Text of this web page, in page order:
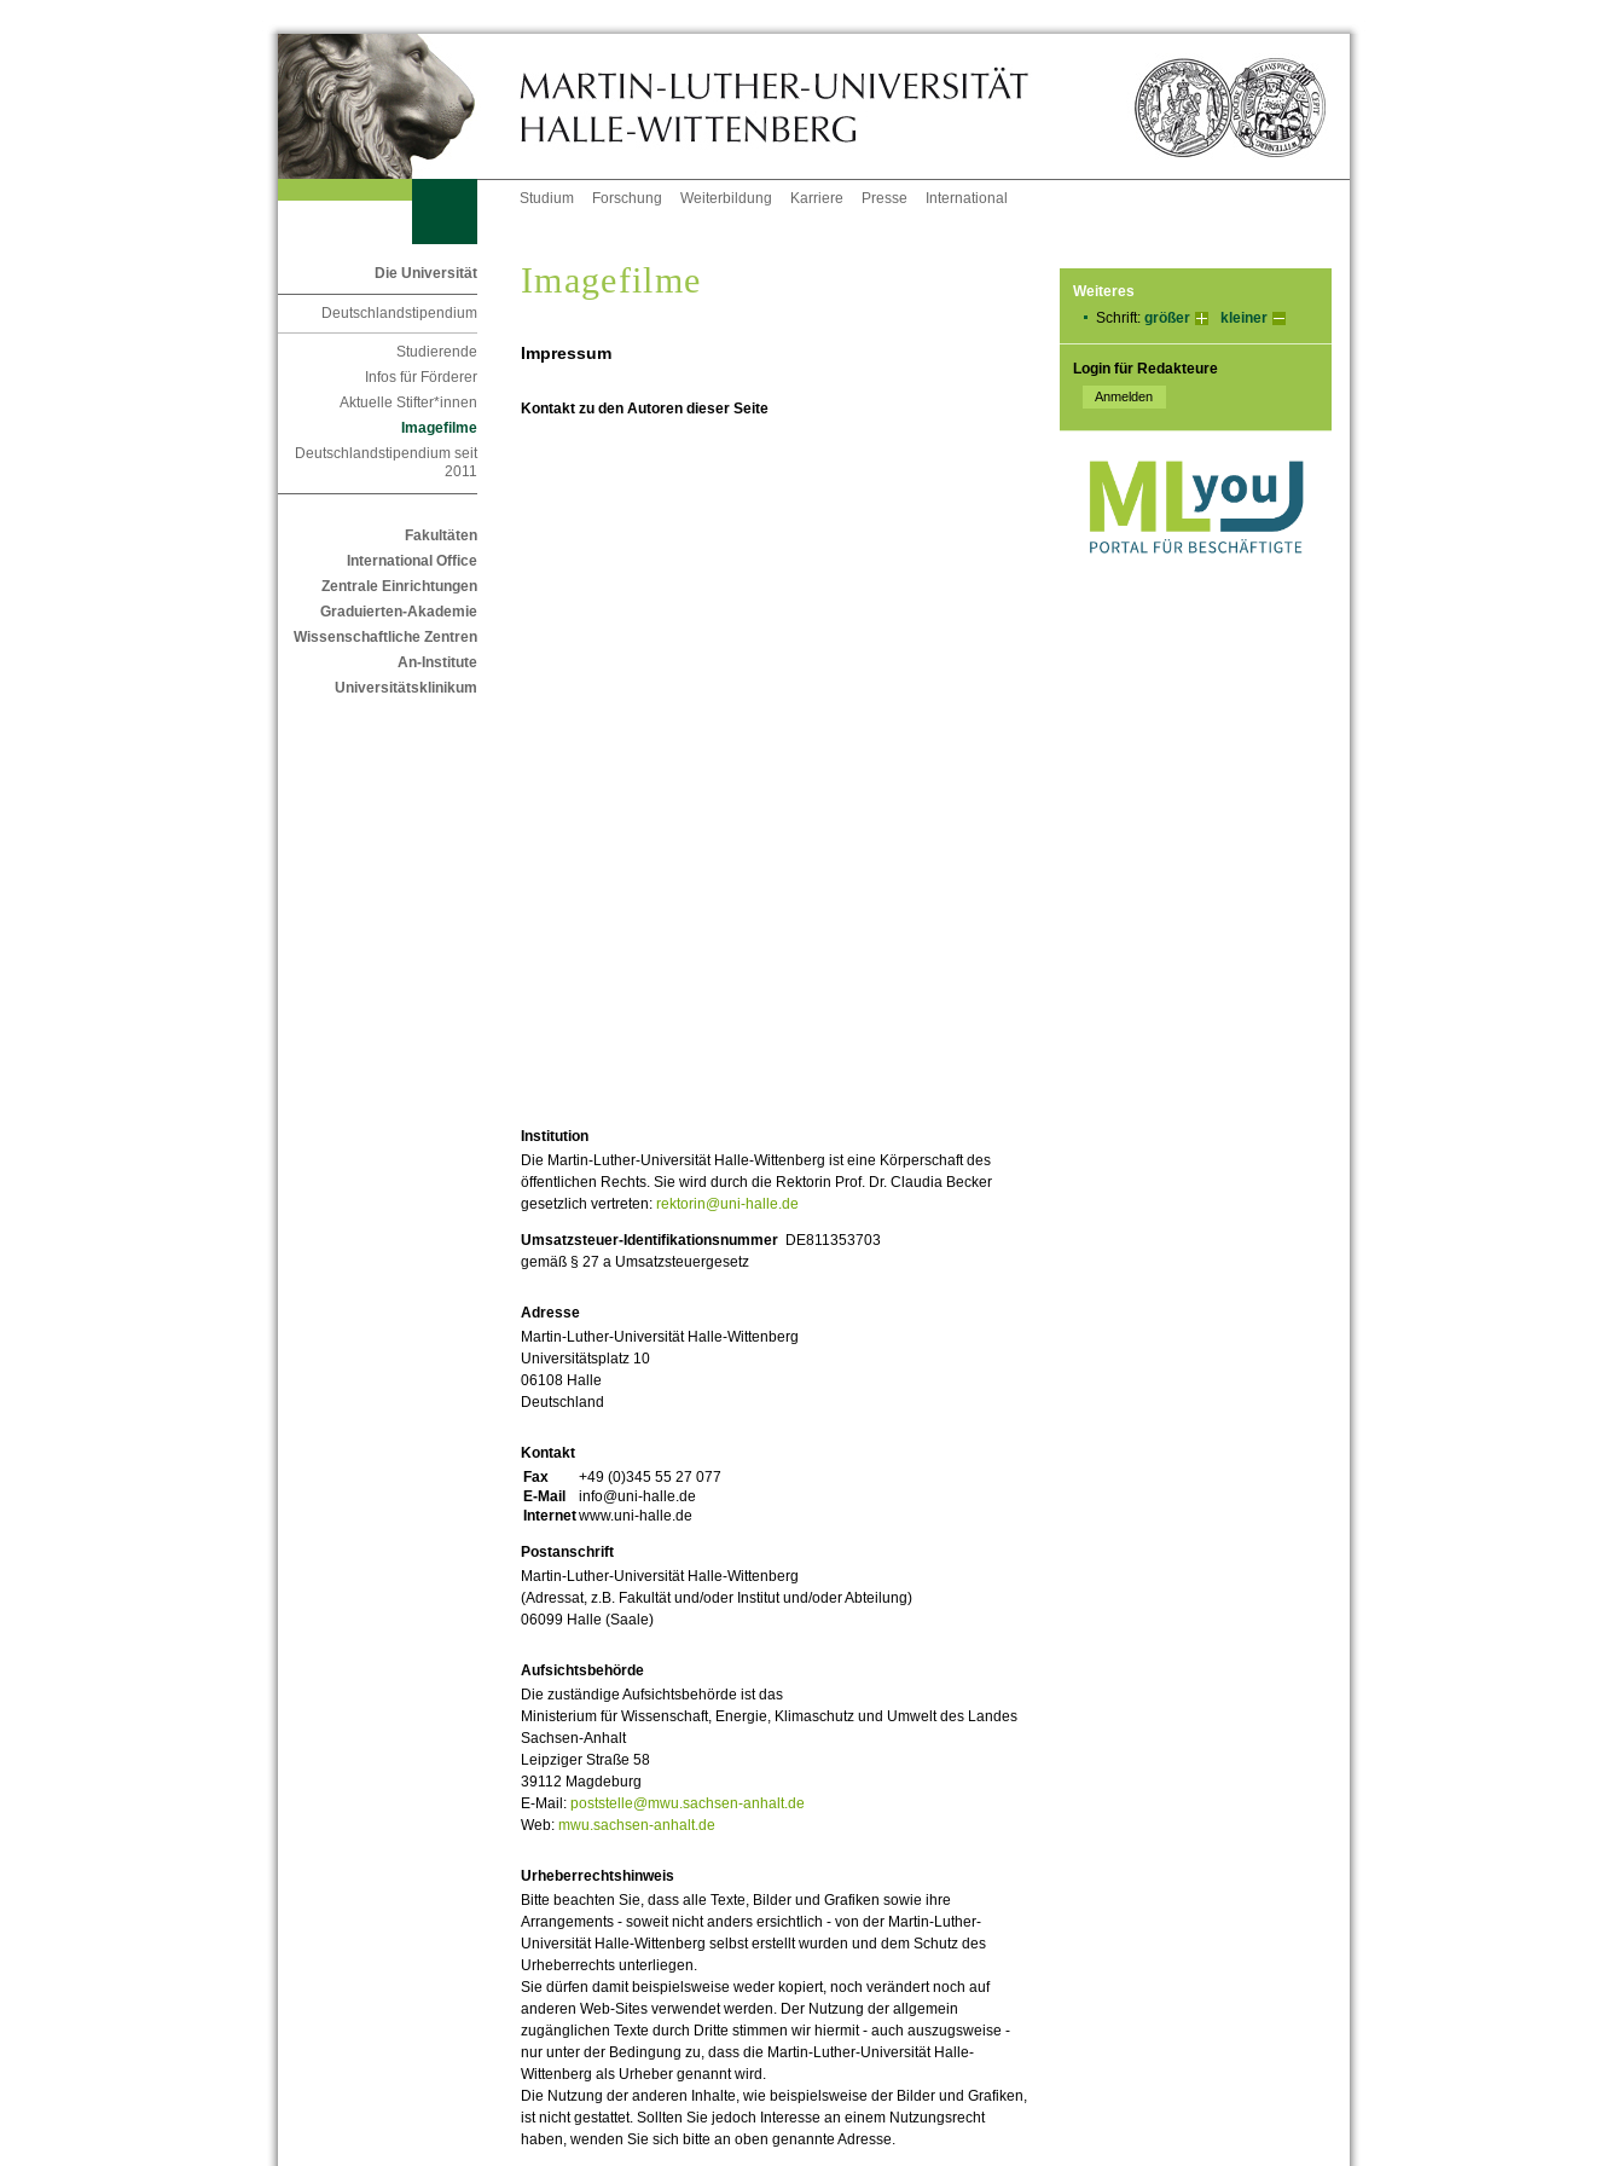
Studium Forschung Weiterbildung Karriere Presse International
Die Universität
Deutschlandstipendium
Studierende
Infos für Förderer
Aktuelle Stifter*innen
Imagefilme
Deutschlandstipendium seit
2011
Fakultäten
International Office
Zentrale Einrichtungen
Graduierten-Akademie
Wissenschaftliche Zentren
An-Institute
Universitätsklinikum
Weiteres
Schrift: größer kleiner
Login für Redakteure
Imagefilme
Impressum
Kontakt zu den Autoren dieser Seite
Institution
Die Martin-Luther-Universität Halle-Wittenberg ist eine Körperschaft des
öffentlichen Rechts. Sie wird durch die Rektorin Prof. Dr. Claudia Becker
gesetzlich vertreten: rektorin@uni-halle.de
Umsatzsteuer-Identifikationsnummer DE811353703
gemäß § 27 a Umsatzsteuergesetz
Adresse
Martin-Luther-Universität Halle-Wittenberg
Universitätsplatz 10
06108 Halle
Deutschland
Kontakt
Fax
+49 (0)345 55 27 077
E-Mail
info@uni-halle.de
Internetwww.uni-halle.de
Postanschrift
Martin-Luther-Universität Halle-Wittenberg
(Adressat, z.B. Fakultät und/oder Institut und/oder Abteilung)
06099 Halle (Saale)
Aufsichtsbehörde
Die zuständige Aufsichtsbehörde ist das
Ministerium für Wissenschaft, Energie, Klimaschutz und Umwelt des Landes
Sachsen-Anhalt
Leipziger Straße 58
39112 Magdeburg
E-Mail: poststelle@mwu.sachsen-anhalt.de
Web: mwu.sachsen-anhalt.de
Urheberrechtshinweis
Bitte beachten Sie, dass alle Texte, Bilder und Grafiken sowie ihre
Arrangements - soweit nicht anders ersichtlich - von der Martin-Luther-
Universität Halle-Wittenberg selbst erstellt wurden und dem Schutz des
Urheberrechts unterliegen.
Sie dürfen damit beispielsweise weder kopiert, noch verändert noch auf
anderen Web-Sites verwendet werden. Der Nutzung der allgemein
zugänglichen Texte durch Dritte stimmen wir hiermit - auch auszugsweise -
nur unter der Bedingung zu, dass die Martin-Luther-Universität Halle-
Wittenberg als Urheber genannt wird.
Die Nutzung der anderen Inhalte, wie beispielsweise der Bilder und Grafiken,
ist nicht gestattet. Sollten Sie jedoch Interesse an einem Nutzungsrecht
haben, wenden Sie sich bitte an oben genannte Adresse.